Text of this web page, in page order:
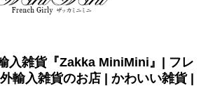
入雑貨『Zakka MiniMini』| フレ
輸入雑貨のお店 | かわいい雑貨 |